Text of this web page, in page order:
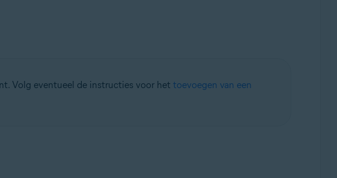
Volg eventueel de instructies voor het toevoegen van een